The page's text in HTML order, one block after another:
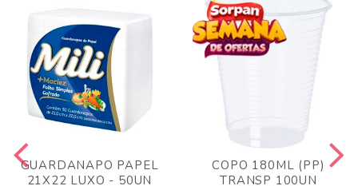
GUARDANAPO PAPEL
21X22 LUXO - 50UN
COPO 180ML (PP)
TRANSP 100UN